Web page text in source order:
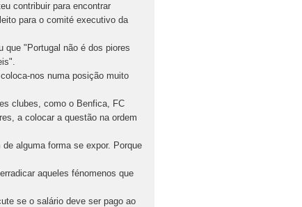
contribuir para encontrar
para o comité executivo da
que "Portugal não é dos piores
nos numa posição muito
clubes, como o Benfica, FC
a colocar a questão na ordem
alguma forma se expor. Porque
aqueles fénomenos que
se o salário deve ser pago ao